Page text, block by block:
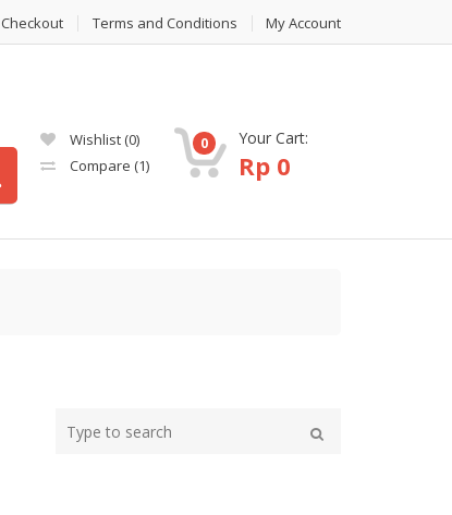
Checkout Terms and Conditions My Account
Wishlist (0)
Compare (1)
0 Your Cart:
Rp0
your